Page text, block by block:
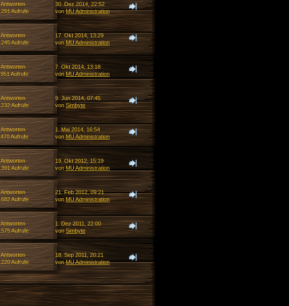
Antworten
Aufrufe
30. Dez 2014, 22:52
vonMU Administration
Antworten
Aufrufe
17. Okt 2014, 13:29
vonMU Administration
Antworten
Aufrufe
7. Okt 2014, 13:18
vonMU Administration
Antworten
Aufrufe
9. Jun 2014, 07:45
vonSimbyte
Antworten
Aufrufe
1. Mai 2014, 16:54
von MU Administration
Antworten
Aufrufe
19. Okt 2012, 15:19
vonMU Administration
Antworten
Aufrufe
21. Feb 2012, 09:21
vonMU Administration
Antworten
Aufrufe
1. Dez 2011, 22:00
vonSimbyte
Antworten
Aufrufe
18. Sep 2011, 20:21
vonMU Administration